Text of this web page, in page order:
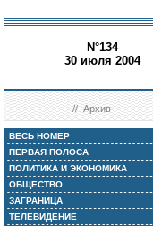
N°134
30 июля 2004
//Архив
ВЕСЬ НОМЕР
ПЕРВАЯ ПОЛОСА
ПОЛИТИКА И ЭКОНОМИКА
ОБЩЕСТВО
ЗАГРАНИЦА
ТЕЛЕВИДЕНИЕ